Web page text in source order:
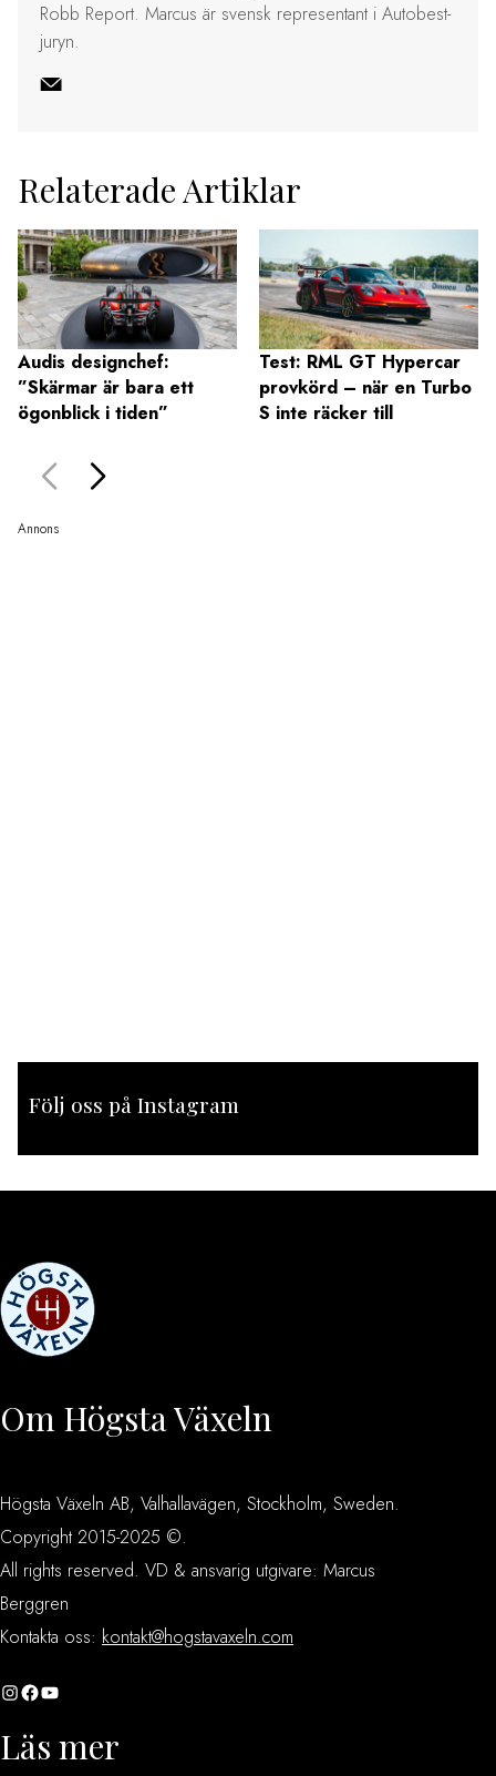
Robb Report. Marcus är svensk representant i Autobest-
juryn.
Relaterade Artiklar
Audis designchef:
”Skärmar är bara ett
ögonblick i tiden”
Test: RML GT Hypercar
provkörd – när en Turbo
S inte räcker till
Annons
Följ oss på Instagram
Om Högsta Växeln
Högsta Växeln AB, Valhallavägen, Stockholm, Sweden.
Copyright 2015-2025 ©.
All rights reserved. VD & ansvarig utgivare: Marcus
Berggren
Kontakta oss: kontakt@hogstavaxeln.com
InstagramFacebook YouTube
Läs mer